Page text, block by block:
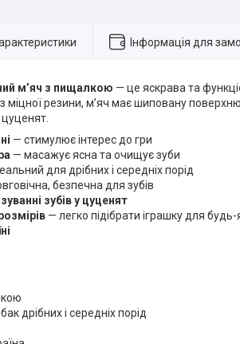
Інформація для
мʼяч з пищалкою — це яскрава та
міцної резини, мʼяч має шиповану
цуценят.
— стимулює інтерес до гри
— масажує ясна та очищує зуби
для дрібних і середніх порід
безпечна для зубів
зубів у цуценят
— легко підібрати іграшку для
дрібних і середніх порід